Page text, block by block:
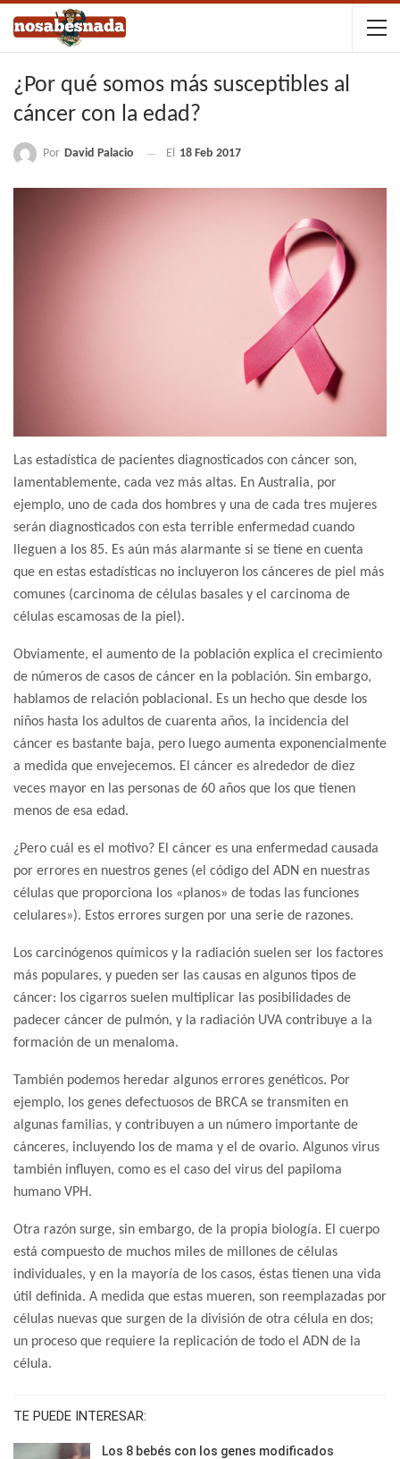
¿Por qué somos más susceptibles al
cáncer con la edad?
Por David Palacio El 18 Feb 2017
Las estadística de pacientes diagnosticados con cáncer son,
lamentablemente, cada vez más altas. En Australia, por
ejemplo, uno de cada dos hombres y una de cada tres mujeres
serán diagnosticados con esta terrible enfermedad cuando
lleguen a los 85. Es aún más alarmante si se tiene en cuenta
que en estas estadísticas no incluyeron los cánceres de piel más
comunes (carcinoma de células basales y el carcinoma de
células escamosas de la piel).
Obviamente, el aumento de la población explica el crecimiento
de números de casos de cáncer en la población. Sin embargo,
hablamos de relación poblacional. Es un hecho que desde los
niños hasta los adultos de cuarenta años, la incidencia del
cáncer es bastante baja, pero luego aumenta exponencialmente
a medida que envejecemos. El cáncer es alrededor de diez
veces mayor en las personas de 60 años que los que tienen
menos de esa edad.
¿Pero cuál es el motivo? El cáncer es una enfermedad causada
por errores en nuestros genes (el código del ADN en nuestras
células que proporciona los «planos» de todas las funciones
celulares»). Estos errores surgen por una serie de razones.
Los carcinógenos químicos y la radiación suelen ser los factores
más populares, y pueden ser las causas en algunos tipos de
cáncer: los cigarros suelen multiplicar las posibilidades de
padecer cáncer de pulmón, y la radiación UVA contribuye a la
formación de un menaloma.
También podemos heredar algunos errores genéticos. Por
ejemplo, los genes defectuosos de BRCA se transmiten en
algunas familias, y contribuyen a un número importante de
cánceres, incluyendo los de mama y el de ovario. Algunos virus
también influyen, como es el caso del virus del papiloma
humano VPH.
Otra razón surge, sin embargo, de la propia biología. El cuerpo
está compuesto de muchos miles de millones de células
individuales, y en la mayoría de los casos, éstas tienen una vida
útil definida. A medida que estas mueren, son reemplazadas por
células nuevas que surgen de la división de otra célula en dos;
un proceso que requiere la replicación de todo el ADN de la
célula.
TE PUEDE INTERESAR:
Los 8 bebés con los genes modificados